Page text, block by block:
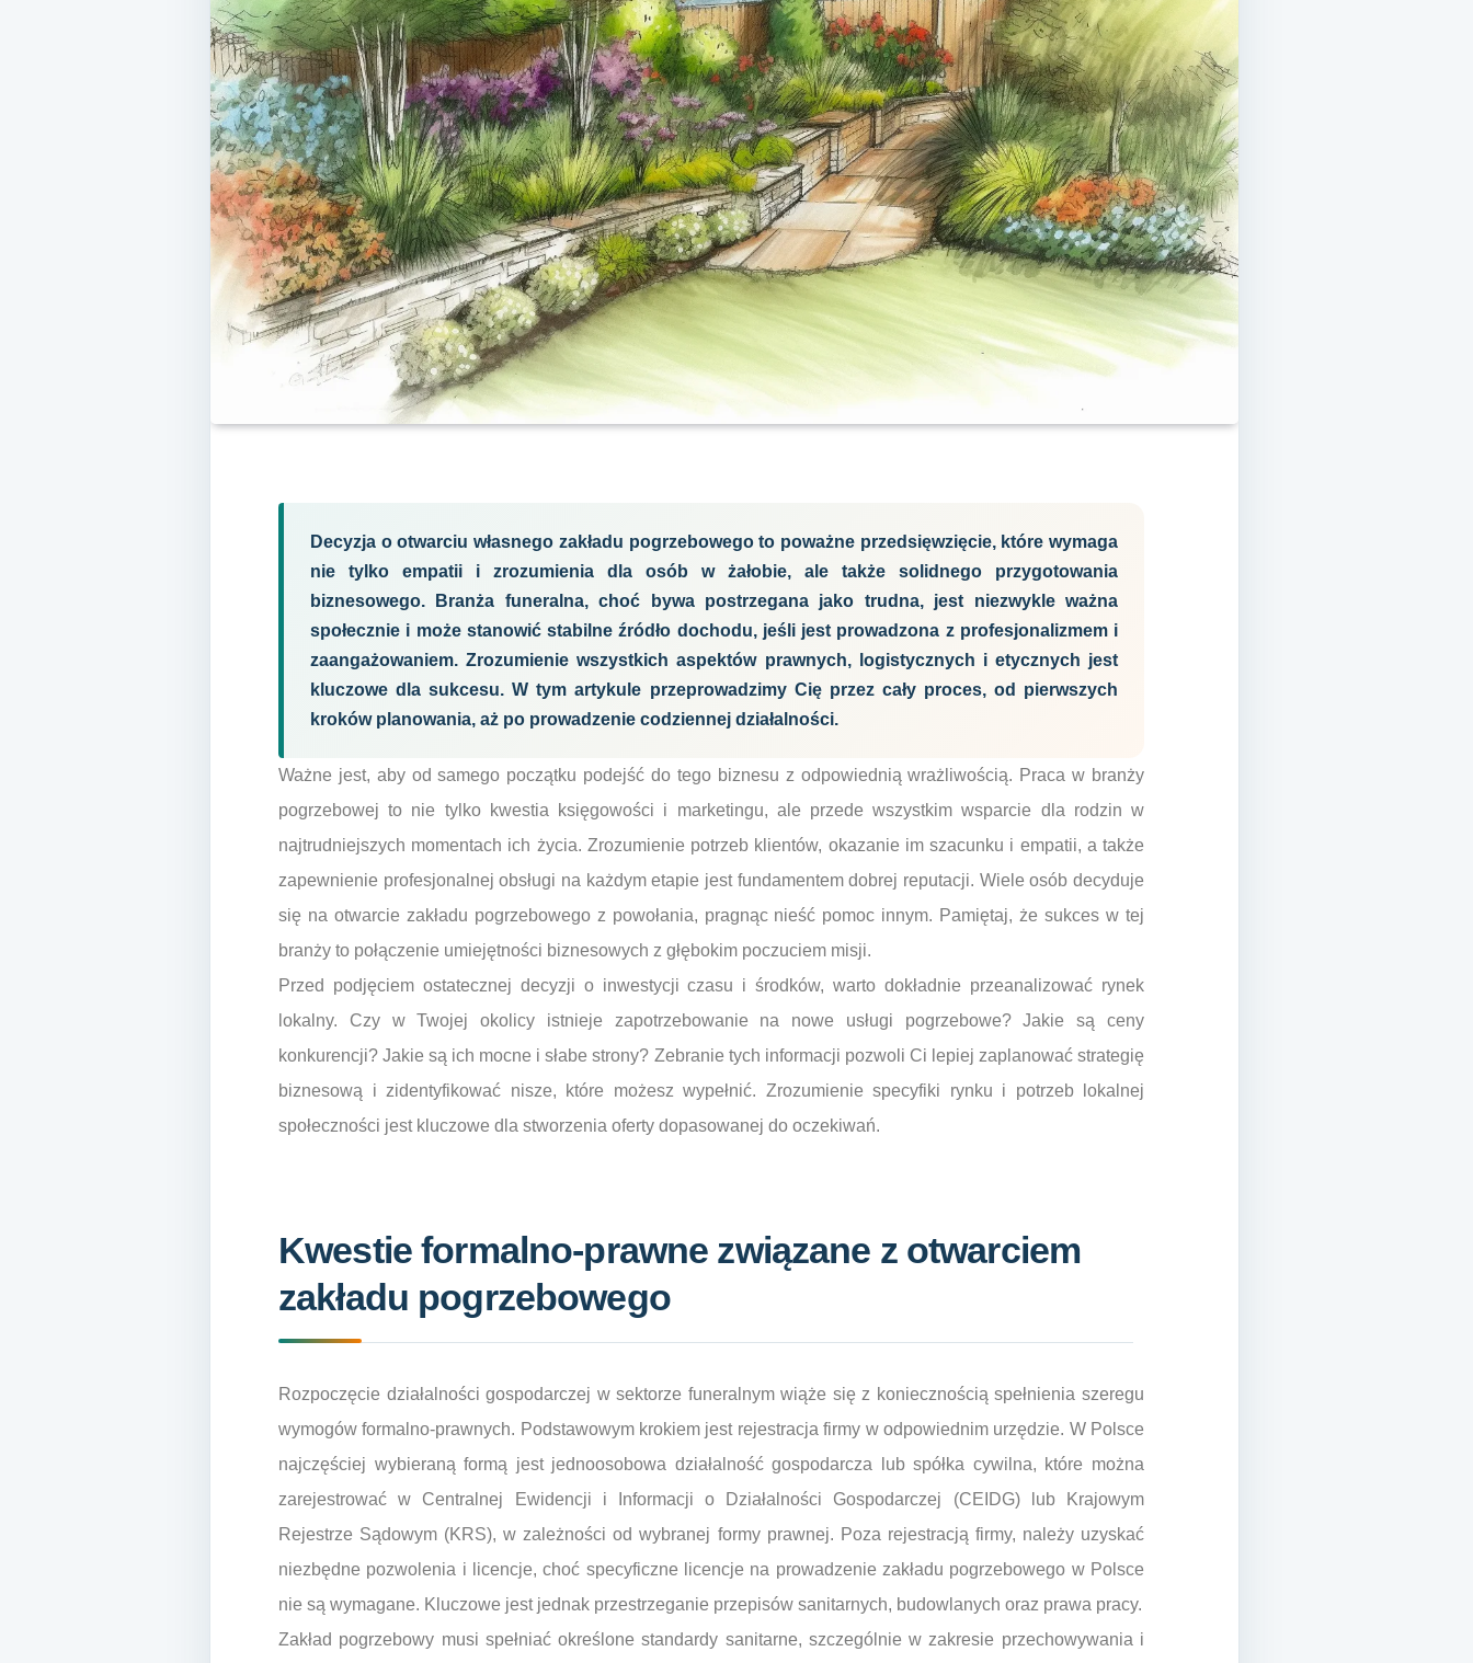
Decyzja o otwarciu własnego zakładu pogrzebowego to poważne przedsięwzięcie, które wymaga
nie tylko empatii i zrozumienia dla osób w żałobie, ale także solidnego przygotowania
biznesowego. Branża funeralna, choć bywa postrzegana jako trudna, jest niezwykle ważna
społecznie i może stanowić stabilne źródło dochodu, jeśli jest prowadzona z profesjonalizmem i
zaangażowaniem. Zrozumienie wszystkich aspektów prawnych, logistycznych i etycznych jest
kluczowe dla sukcesu. W tym artykule przeprowadzimy Cię przez cały proces, od pierwszych
kroków planowania, aż po prowadzenie codziennej działalności.
Ważne jest, aby od samego początku podejść do tego biznesu z odpowiednią wrażliwością. Praca w branży
pogrzebowej to nie tylko kwestia księgowości i marketingu, ale przede wszystkim wsparcie dla rodzin w
najtrudniejszych momentach ich życia. Zrozumienie potrzeb klientów, okazanie im szacunku i empatii, a także
zapewnienie profesjonalnej obsługi na każdym etapie jest fundamentem dobrej reputacji. Wiele osób decyduje
się na otwarcie zakładu pogrzebowego z powołania, pragnąc nieść pomoc innym. Pamiętaj, że sukces w tej
branży to połączenie umiejętności biznesowych z głębokim poczuciem misji.
Przed podjęciem ostatecznej decyzji o inwestycji czasu i środków, warto dokładnie przeanalizować rynek
lokalny. Czy w Twojej okolicy istnieje zapotrzebowanie na nowe usługi pogrzebowe? Jakie są ceny
konkurencji? Jakie są ich mocne i słabe strony? Zebranie tych informacji pozwoli Ci lepiej zaplanować strategię
biznesową i zidentyfikować nisze, które możesz wypełnić. Zrozumienie specyfiki rynku i potrzeb lokalnej
społeczności jest kluczowe dla stworzenia oferty dopasowanej do oczekiwań.
Kwestie formalno-prawne związane z otwarciem
zakładu pogrzebowego
Rozpoczęcie działalności gospodarczej w sektorze funeralnym wiąże się z koniecznością spełnienia szeregu
wymogów formalno-prawnych. Podstawowym krokiem jest rejestracja firmy w odpowiednim urzędzie. W Polsce
najczęściej wybieraną formą jest jednoosobowa działalność gospodarcza lub spółka cywilna, które można
zarejestrować w Centralnej Ewidencji i Informacji o Działalności Gospodarczej (CEIDG) lub Krajowym
Rejestrze Sądowym (KRS), w zależności od wybranej formy prawnej. Poza rejestracją firmy, należy uzyskać
niezbędne pozwolenia i licencje, choć specyficzne licencje na prowadzenie zakładu pogrzebowego w Polsce
nie są wymagane. Kluczowe jest jednak przestrzeganie przepisów sanitarnych, budowlanych oraz prawa pracy.
Zakład pogrzebowy musi spełniać określone standardy sanitarne, szczególnie w zakresie przechowywania i